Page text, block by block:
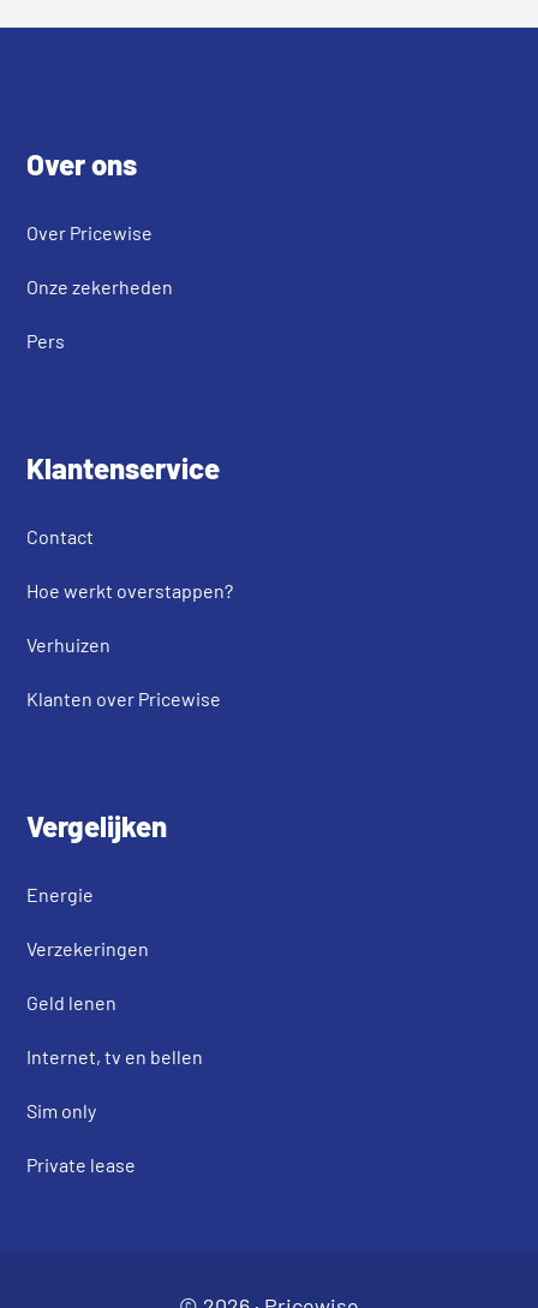
Over ons
Over Pricewise
Onze zekerheden
Pers
Klantenservice
Contact
Hoe werkt overstappen?
Verhuizen
Klanten over Pricewise
Vergelijken
Energie
Verzekeringen
Geld lenen
Internet, tv en bellen
Sim only
Private lease